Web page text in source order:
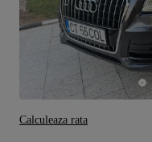
Calculeaza rata